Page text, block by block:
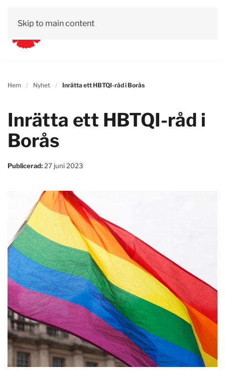
Skip to main content
Hem Nyhet Inrätta ett HBTQI-råd i Borås
Inrätta ett HBTQI-råd i
Borås
Publicerad: 27 juni 2023